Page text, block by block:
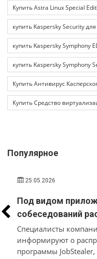
Купить Astra Linux Special
купить Kaspersky Security
купить Kaspersky Symphony
купить Kaspersky Symphony
Купить Антивирус
Купить Средство
Популярное
25.05.2026
Под видом
собеседований
стилер, который
похищает у
Windows их
Специалисты
информируют о
программы JobStealer,